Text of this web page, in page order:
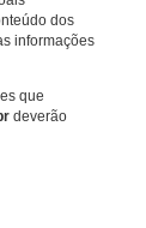
dos
informações
que
deverão